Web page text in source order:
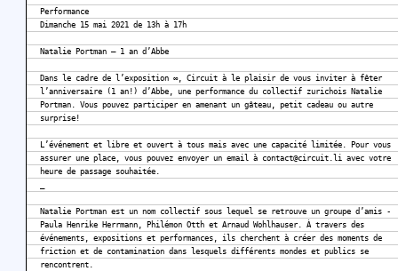
Performance
Dimanche 15 mai 2021 de 13h à 17h
Natalie Portman – 1 an d’Abbe
Dans le cadre de l’exposition ∞, Circuit à le plaisir de vous inviter à fêter
l’anniversaire (1 an!) d’Abbe, une performance du collectif zurichois Natalie
Portman. Vous pouvez participer en amenant un gâteau, petit cadeau ou autre
surprise!
L’événement et libre et ouvert à tous mais avec une capacité limitée. Pour vous
assurer une place, vous pouvez envoyer un email à contact@circuit.li avec votre
heure de passage souhaitée.
Natalie Portman est un nom collectif sous lequel se retrouve un groupe d’amis -
Paula Henrike Herrmann, Philémon Otth et Arnaud Wohlhauser. À travers des
événements, expositions et performances, ils cherchent à créer des moments de
friction et de contamination dans lesquels différents mondes et publics se
rencontrent.